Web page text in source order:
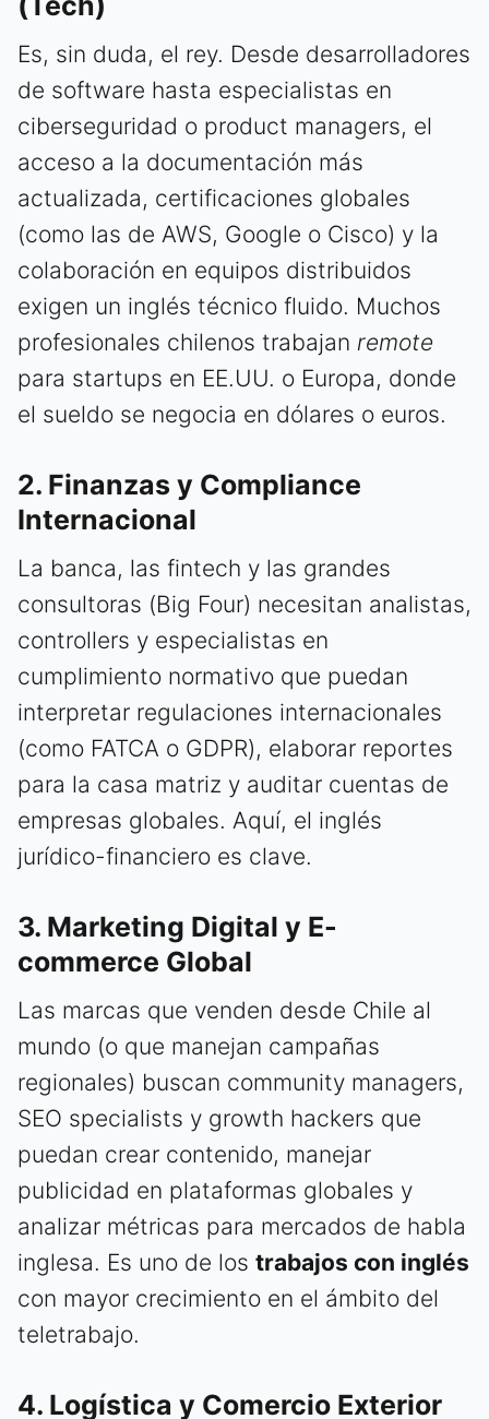
Es, sin duda, el rey. Desde desarrolladores
de software hasta especialistas en
ciberseguridad o product managers, el
acceso a la documentación más
actualizada, certificaciones globales
(como las de AWS, Google o Cisco) y la
colaboración en equipos distribuidos
exigen un inglés técnico fluido. Muchos
profesionales chilenos trabajan remote
para startups en EE.UU. o Europa, donde
el sueldo se negocia en dólares o euros.
2. Finanzas y Compliance
Internacional
La banca, las fintech y las grandes
consultoras (Big Four) necesitan analistas,
controllers y especialistas en
cumplimiento normativo que puedan
interpretar regulaciones internacionales
(como FATCA o GDPR), elaborar reportes
para la casa matriz y auditar cuentas de
empresas globales. Aquí, el inglés
jurídico-financiero es clave.
3. Marketing Digital y E-
commerce Global
Las marcas que venden desde Chile al
mundo (o que manejan campañas
regionales) buscan community managers,
SEO specialists y growth hackers que
puedan crear contenido, manejar
publicidad en plataformas globales y
analizar métricas para mercados de habla
inglesa. Es uno de los trabajos con inglés
con mayor crecimiento en el ámbito del
teletrabajo.
4. Logística y Comercio Exterior